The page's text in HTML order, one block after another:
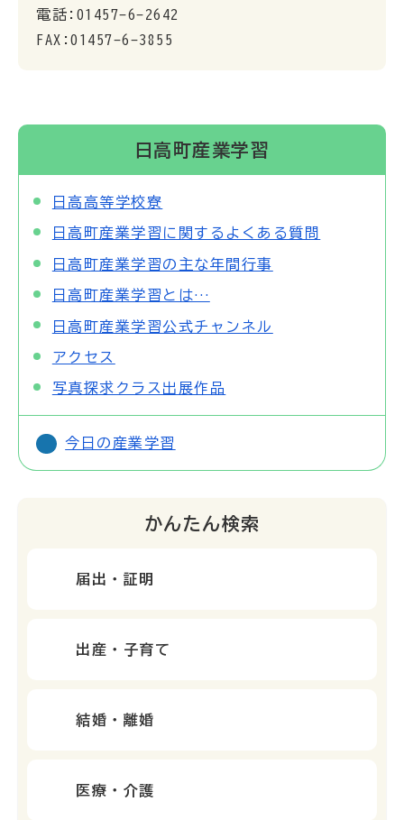
電話:01457-6-2642
FAX:01457-6-3855
日高町産業学習
日高高等学校寮
日高町産業学習に関するよくある質問
日高町産業学習の主な年間行事
日高町産業学習とは…
日高町産業学習公式チャンネル
アクセス
写真探求クラス出展作品
今日の産業学習
かんたん検索
届出・証明
出産・子育て
結婚・離婚
医療・介護